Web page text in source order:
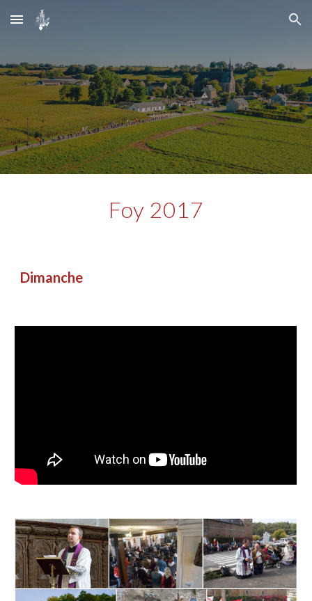
Skip to main content Skip to navigation
Foy 2017
Dimanche